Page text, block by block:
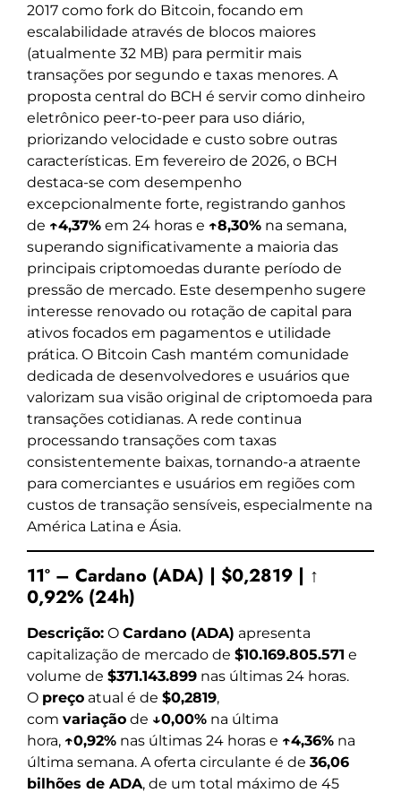
2017 como fork do Bitcoin, focando em
escalabilidade através de blocos maiores
(atualmente 32 MB) para permitir mais
transações por segundo e taxas menores. A
proposta central do BCH é servir como dinheiro
eletrônico peer-to-peer para uso diário,
priorizando velocidade e custo sobre outras
características. Em fevereiro de 2026, o BCH
destaca-se com desempenho
excepcionalmente forte, registrando ganhos
de ↑4,37% em 24 horas e ↑8,30% na semana,
superando significativamente a maioria das
principais criptomoedas durante período de
pressão de mercado. Este desempenho sugere
interesse renovado ou rotação de capital para
ativos focados em pagamentos e utilidade
prática. O Bitcoin Cash mantém comunidade
dedicada de desenvolvedores e usuários que
valorizam sua visão original de criptomoeda para
transações cotidianas. A rede continua
processando transações com taxas
consistentemente baixas, tornando-a atraente
para comerciantes e usuários em regiões com
custos de transação sensíveis, especialmente na
América Latina e Ásia.
11º – Cardano (ADA) | $0,2819 | ↑
0,92% (24h)
Descrição: O Cardano (ADA) apresenta
capitalização de mercado de $10.169.805.571 e
volume de $371.143.899 nas últimas 24 horas.
O preço atual é de $0,2819,
com variação de ↓0,00% na última
hora, ↑0,92% nas últimas 24 horas e ↑4,36% na
última semana. A oferta circulante é de 36,06
bilhões de ADA, de um total máximo de 45